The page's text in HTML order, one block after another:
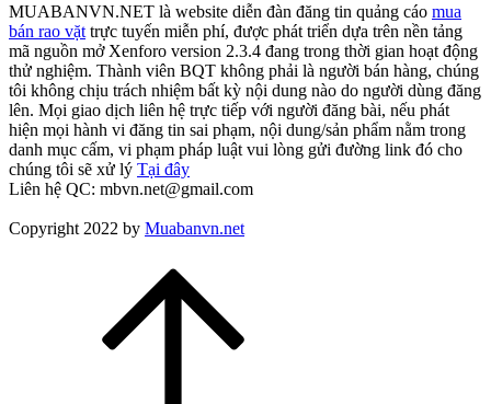
MUABANVN.NET là website diễn đàn đăng tin quảng cáo mua
bán rao vặt trực tuyến miễn phí, được phát triển dựa trên nền tảng
mã nguồn mở Xenforo version 2.3.4 đang trong thời gian hoạt động
thử nghiệm. Thành viên BQT không phải là người bán hàng, chúng
tôi không chịu trách nhiệm bất kỳ nội dung nào do người dùng đăng
lên. Mọi giao dịch liên hệ trực tiếp với người đăng bài, nếu phát
hiện mọi hành vi đăng tin sai phạm, nội dung/sản phẩm nằm trong
danh mục cấm, vi phạm pháp luật vui lòng gửi đường link đó cho
chúng tôi sẽ xử lý Tại đây
Liên hệ QC: mbvn.net@gmail.com
Copyright 2022 by Muabanvn.net